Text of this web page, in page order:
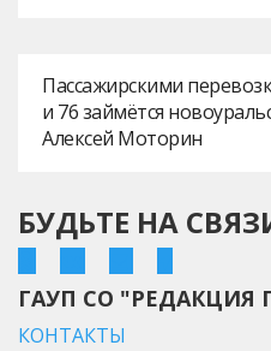
Пассажирскими
и 76 займётся
Алексей Моторин
БУДЬТЕ НА
ГАУП СО "РЕДАКЦИЯ
КОНТАКТЫ